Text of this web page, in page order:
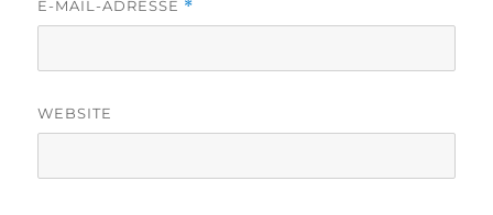
E-MAIL-ADRESSE *
WEBSITE